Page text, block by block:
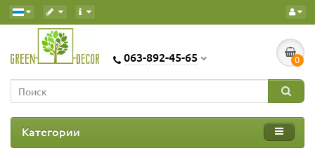
063-892-45-65 0
Категории